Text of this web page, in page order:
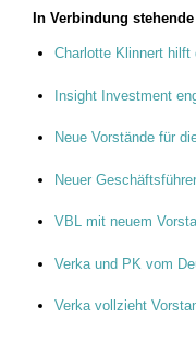
In Verbindung
Charlotte Klinnert hilft
Insight Investment
Neue Vorstände für
Neuer
VBL mit neuem
Verka und PK vom
Verka vollzieht